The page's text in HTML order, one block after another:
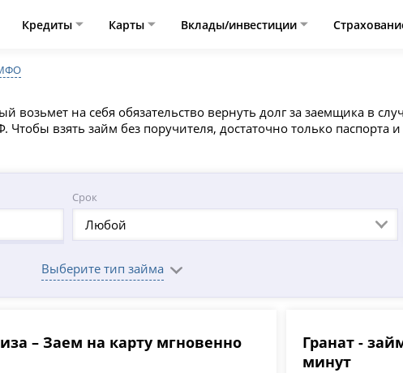
Кредиты Карты Вклады/инвестиции
на себя обязательство вернуть долг за заемщика в
взять займ без поручителя, достаточно только паспорта
Срок
Любой
Выберите тип займа
– Заем на карту мгновенно
Гранат -
минут